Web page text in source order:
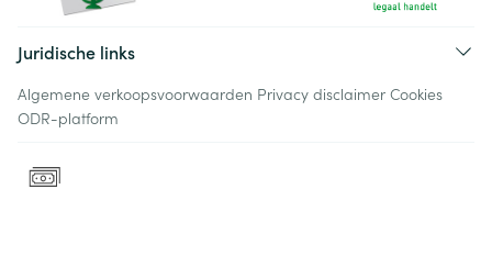
Juridische links
Algemene verkoopsvoorwaarden Privacy disclaimer Cookies
ODR-platform